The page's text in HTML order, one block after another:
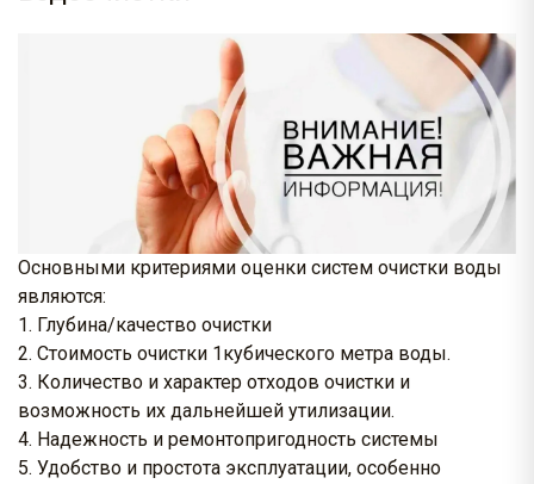
Основными критериями оценки систем очистки воды
являются:
Глубина/качество очистки
Стоимость очистки 1кубического метра воды.
Количество и характер отходов очистки и
возможность их дальнейшей утилизации.
Надежность и ремонтопригодность системы
Удобство и простота эксплуатации, особенно